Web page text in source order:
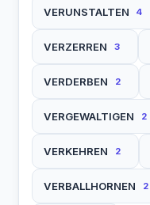
VERUNSTALTEN 4
VERZERREN 3
VERDERBEN 2
VERGEWALTIGEN 2
VERKEHREN 2
VERBALLHORNEN 2